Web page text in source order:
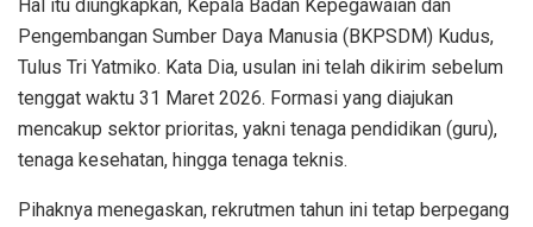
Hal itu diungkapkan, Kepala Badan Kepegawaian dan
Pengembangan Sumber Daya Manusia (BKPSDM) Kudus,
Tulus Tri Yatmiko. Kata Dia, usulan ini telah dikirim sebelum
tenggat waktu 31 Maret 2026. Formasi yang diajukan
mencakup sektor prioritas, yakni tenaga pendidikan (guru),
tenaga kesehatan, hingga tenaga teknis.
Pihaknya menegaskan, rekrutmen tahun ini tetap berpegang